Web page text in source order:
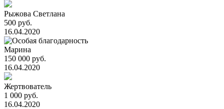
Рыжова Светлана
500 руб.
16.04.2020
Марина
150 000 руб.
16.04.2020
Жертвователь
1 000 руб.
16.04.2020